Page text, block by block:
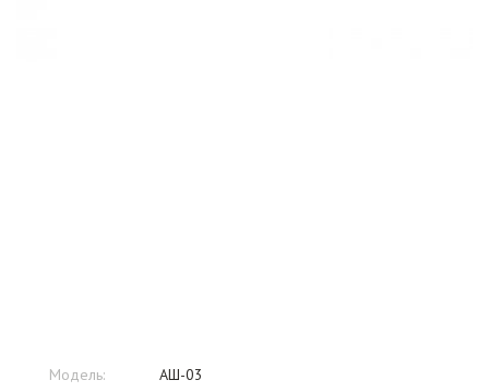
Модель: АШ-03